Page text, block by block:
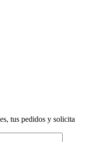
tus pedidos y solicita